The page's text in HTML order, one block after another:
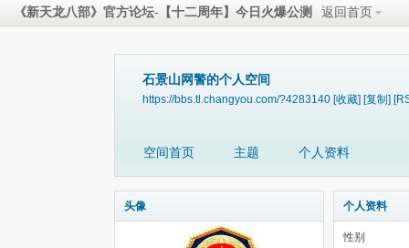
《新天龙八部》官方论坛-【十二周年】今日火爆公测 返回首页
石景山网警的个人空间
https://bbs.tl.changyou.com/?4283140 [收藏] [复制]
空间首页 主题 个人资料
头像 个人资料
性别